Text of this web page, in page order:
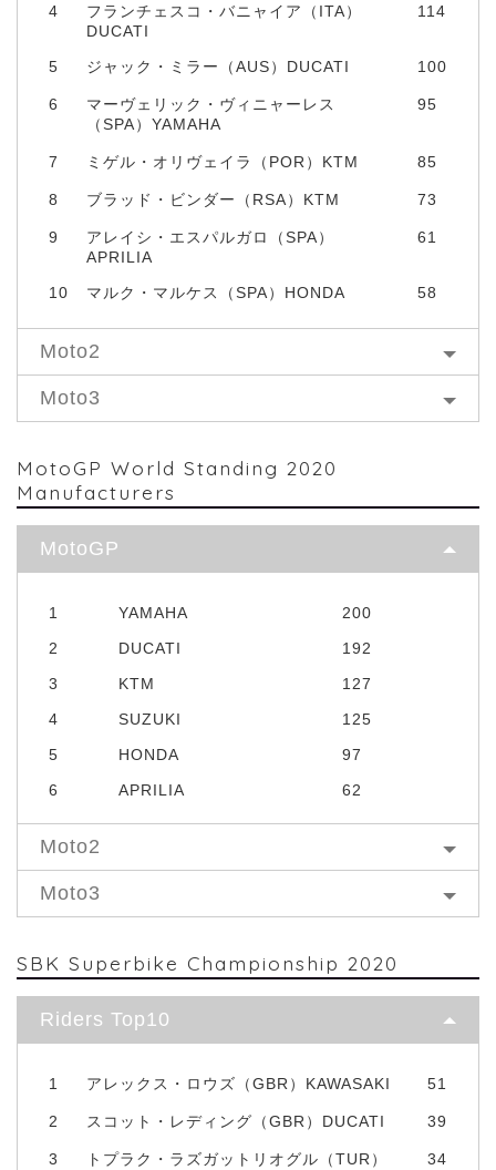
4
フランチェスコ・バニャイア（ITA）
DUCATI
114
5 ジャック・ミラー（AUS）DUCATI 100
6
マーヴェリック・ヴィニャーレス
（SPA）YAMAHA
95
7 ミゲル・オリヴェイラ（POR）KTM 85
8 ブラッド・ビンダー（RSA）KTM 73
9
アレイシ・エスパルガロ（SPA）
APRILIA
61
10 マルク・マルケス（SPA）HONDA 58
Moto2
Moto3
MotoGP World Standing 2020
Manufacturers
MotoGP
1 YAMAHA
200
2
DUCATI
192
3
KTM
127
4
SUZUKI
125
5
HONDA
97
6
APRILIA 62
Moto2
Moto3
SBK Superbike Championship 2020
Riders Top10
1 アレックス・ロウズ（GBR）KAWASAKI 51
2 スコット・レディング（GBR）DUCATI 39
3
トプラク・ラズガットリオグル（TUR）
34